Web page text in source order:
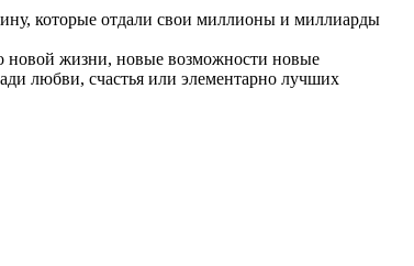
которые отдали свои миллионы и миллиарды
новой жизни, новые возможности новые
любви, счастья или элементарно лучших